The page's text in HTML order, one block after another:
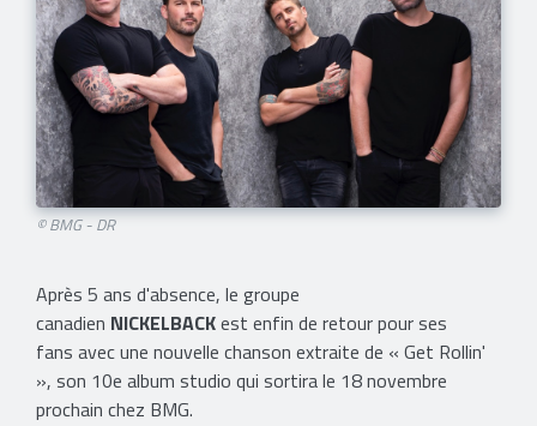
© BMG - DR
Après 5 ans d'absence, le groupe
canadien NICKELBACKest enfin de retour pour ses
fans avec une nouvelle chanson extraite de « Get Rollin'
», son 10e album studio qui sortira le 18 novembre
prochain chez BMG.